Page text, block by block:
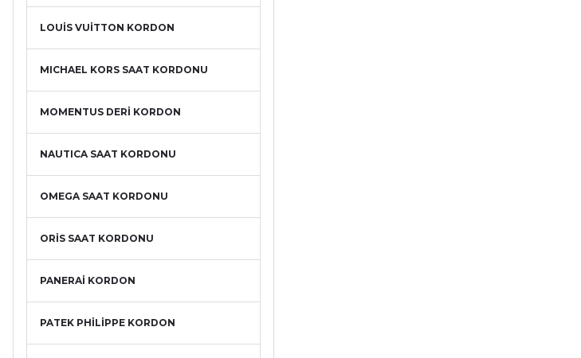
LOUİS VUİTTON KORDON
MICHAEL KORS SAAT KORDONU
MOMENTUS DERİ KORDON
NAUTICA SAAT KORDONU
OMEGA SAAT KORDONU
ORİS SAAT KORDONU
PANERAİ KORDON
PATEK PHİLİPPE KORDON